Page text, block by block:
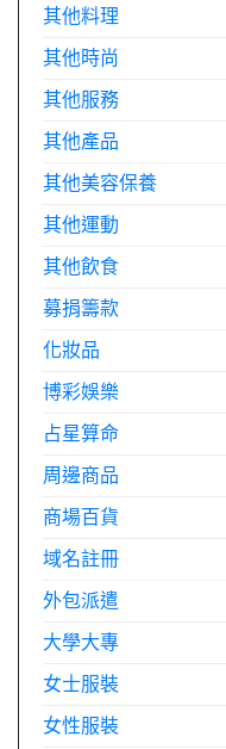
其他料理
其他時尚
其他服務
其他產品
其他美容保養
其他運動
其他飲食
募捐籌款
化妝品
博彩娛樂
占星算命
周邊商品
商場百貨
域名註冊
外包派遣
大學大專
女士服裝
女性服裝